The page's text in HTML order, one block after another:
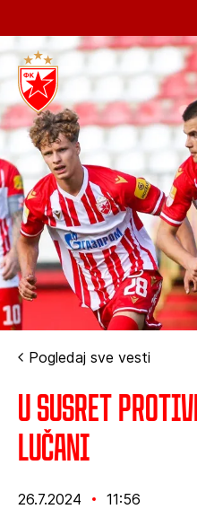
Pogledaj sve vesti
U susret
Lučani
26.7.2024 11:56